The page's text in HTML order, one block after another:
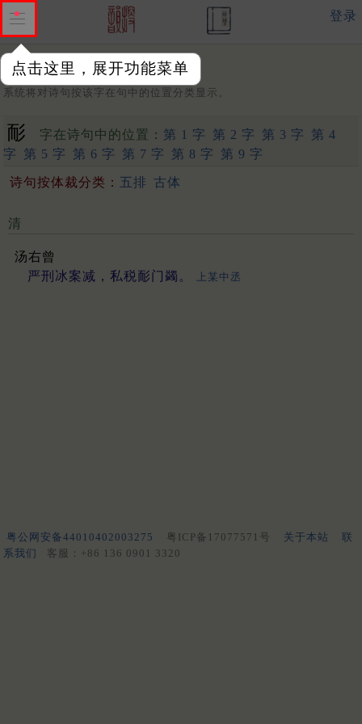
点击这里，展开功能菜单
登录
字：
系统将对诗句按该字在句中的位置分类显示。
耏 字在诗句中的位置： 第 1 字 第 2 字 第 3 字
第 4
字
第 5 字 第 6 字 第 7 字 第 8 字 第 9 字
诗句按体裁分类： 五排 古体
清
汤右曾
严刑冰案减，私税耏门蠲。
上某中丞
粤公网安备44010402003275 粤ICP备17077571号 关于本站
联
系我们
客服：+86 136 0901 3320